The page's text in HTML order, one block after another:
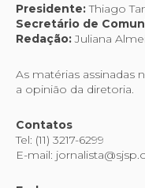
Presidente:Thiago
Secretário de
Redação:Juliana
As matérias assinadas
a opinião da diretoria.
Contatos
Tel: (11) 3217-6299
E-mail: